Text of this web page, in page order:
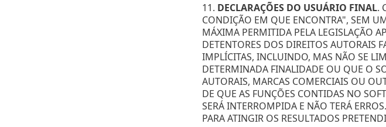
11. DECLARAÇÕES DO USUÁRIO FINAL.
CONDIÇÃO EM QUE ENCONTRA", SEM
MÁXIMA PERMITIDA PELA LEGISLAÇÃO
DETENTORES DOS DIREITOS AUTORAIS
IMPLÍCITAS, INCLUINDO, MAS NÃO SE
DETERMINADA FINALIDADE OU QUE O
AUTORAIS, MARCAS COMERCIAIS OU
DE QUE AS FUNÇÕES CONTIDAS NO
SERÁ INTERROMPIDA E NÃO TERÁ
PARA ATINGIR OS RESULTADOS